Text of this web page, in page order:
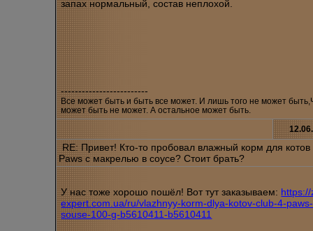
запах нормальный, состав неплохой.
-------------------------
Все может быть и быть все может. И лишь того не может
может быть не может. А остальное может быть.
RE: Привет! Кто-то пробовал влажный корм для котов
Paws с макрелью в соусе? Стоит брать?
У нас тоже хорошо пошёл! Вот тут заказываем:
expert.com.ua/ru/vlazhnyy-korm-dlya-kotov-club-4-
souse-100-g-b5610411-b5610411